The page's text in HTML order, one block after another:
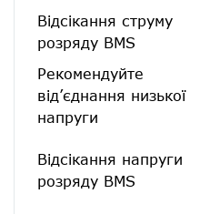
Відсікання струму
розряду BMS
Рекомендуйте
від’єднання низької
напруги
Відсікання напруги
розряду BMS